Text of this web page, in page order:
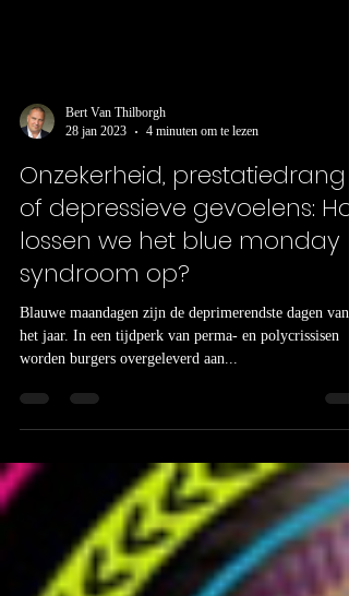
28 jan 2023
4 minuten om te lezen
Onzekerheid, prestatiedrang
of depressieve gevoelens:
lossen we het blue monday
syndroom op?
Blauwe maandagen zijn de deprimerendste dagen van
worden burgers overgeleverd aan...